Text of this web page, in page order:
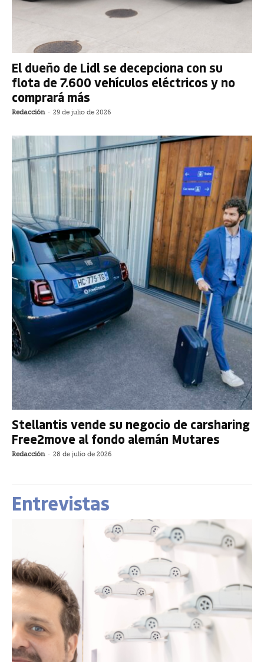
El dueño de Lidl se decepciona con su
flota de 7.600 vehículos eléctricos y no
comprará más
Redacción - 29 de julio de 2026
Stellantis vende su negocio de carsharing
Free2move al fondo alemán Mutares
Redacción - 28 de julio de 2026
Entrevistas